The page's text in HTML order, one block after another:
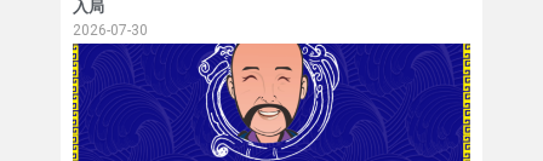
入局
2026-07-30